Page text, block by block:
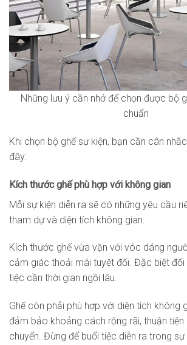
Những lưu ý cần nhớ để chọn được bộ
chuẩn
Khi chọn bộ ghế sự kiện, bạn cần cân
đây:
Kích thước ghế phù hợp với không gian
Mỗi sự kiện diễn ra sẽ có những yêu cầu
tham dự và diện tích không gian.
Kích thước ghế vừa vặn với vóc dáng
cảm giác thoải mái tuyệt đối. Đặc biệt đối
tiệc cần thời gian ngồi lâu.
Ghế còn phải phù hợp với diện tích không
đảm bảo khoảng cách rộng rãi, thuận
chuyển. Đừng để buổi tiệc diễn ra trong